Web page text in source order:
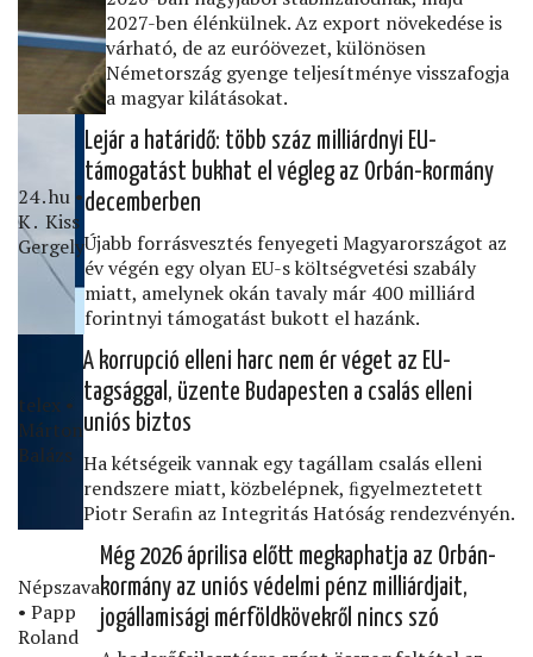
2027-ben élénkülnek. Az export növekedése is
várható, de az euróövezet, különösen
Németország gyenge teljesítménye visszafogja
a magyar kilátásokat.
24․hu •
K․ Kiss
Gergely
Lejár a határidő: több száz milliárdnyi EU-
támogatást bukhat el végleg az Orbán-kormány
decemberben
Újabb forrásvesztés fenyegeti Magyarországot az
év végén egy olyan EU-s költségvetési szabály
miatt, amelynek okán tavaly már 400 milliárd
forintnyi támogatást bukott el hazánk.
telex •
Márton
Balázs
A korrupció elleni harc nem ér véget az EU-
tagsággal, üzente Budapesten a csalás elleni
uniós biztos
Ha kétségeik vannak egy tagállam csalás elleni
rendszere miatt, közbelépnek, ﬁgyelmeztetett
Piotr Seraﬁn az Integritás Hatóság rendezvényén.
Népszava
• Papp
Roland
Még 2026 áprilisa előtt megkaphatja az Orbán-
kormány az uniós védelmi pénz milliárdjait,
jogállamisági mérföldkövekről nincs szó